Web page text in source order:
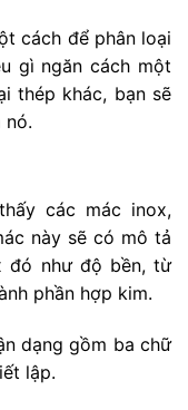
cách để phân loại
gì ngăn cách một
thép khác, bạn sẽ
nó.
các mác inox,
này sẽ có mô tả
đó như độ bền, từ
phần hợp kim.
dạng gồm ba chữ
lập.